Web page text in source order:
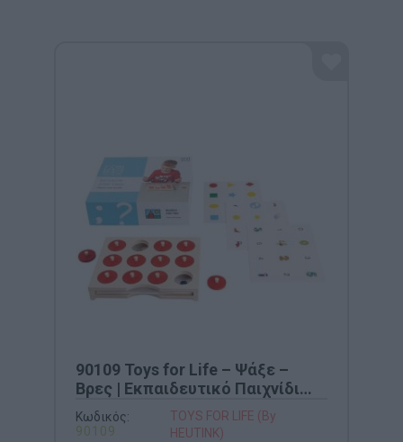
90109 Toys for Life – Ψάξε –
Βρες | Εκπαιδευτικό Παιχνίδι
Παρατηρητικότητας
Κωδικός:
90109
TOYS FOR LIFE (By
HEUTINK)